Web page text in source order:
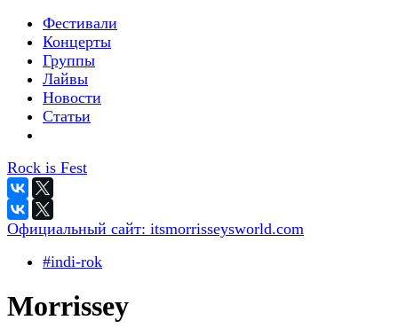
Фестивали
Концерты
Группы
Лайвы
Новости
Статьи
Rock is Fest
Официальный сайт: itsmorrisseysworld.com
#indi-rok
Morrissey